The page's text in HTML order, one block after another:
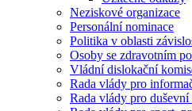
Neziskové organizace
Personální nominace
Politika v oblasti
Osoby se zdravotním
Vládní dislokační
Rada vlády pro
Rada vlády pro